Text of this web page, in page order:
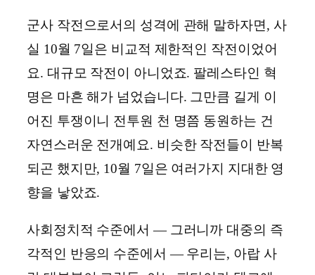
군사 작전으로서의 성격에 관해 말하자면, 사
실 10월 7일은 비교적 제한적인 작전이었어
요. 대규모 작전이 아니었죠. 팔레스타인 혁
명은 마흔 해가 넘었습니다. 그만큼 길게 이
어진 투쟁이니 전투원 천 명쯤 동원하는 건
자연스러운 전개예요. 비슷한 작전들이 반복
되곤 했지만, 10월 7일은 여러가지 지대한 영
향을 낳았죠.
사회정치적 수준에서 ― 그러니까 대중의 즉
각적인 반응의 수준에서 ― 우리는, 아랍 사